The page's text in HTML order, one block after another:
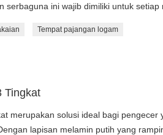
ini wajib dimiliki untuk setiap
Tempat pajangan logam
Tingkat
merupakan solusi ideal bagi pengecer
lapisan melamin putih yang